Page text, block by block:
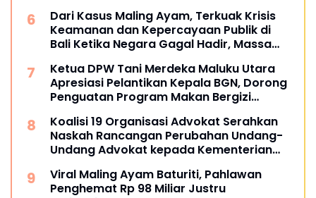
Dari Kasus Maling Ayam, Terkuak Krisis
Keamanan dan Kepercayaan Publik di
Bali Ketika Negara Gagal Hadir, Massa
Ketua DPW Tani Merdeka Maluku Utara
Apresiasi Pelantikan Kepala BGN, Dorong
Penguatan Program Makan Bergizi
Koalisi 19 Organisasi Advokat Serahkan
Naskah Rancangan Perubahan Undang-
Undang Advokat kepada Kementerian
Viral Maling Ayam Baturiti, Pahlawan
Penghemat Rp 98 Miliar Justru